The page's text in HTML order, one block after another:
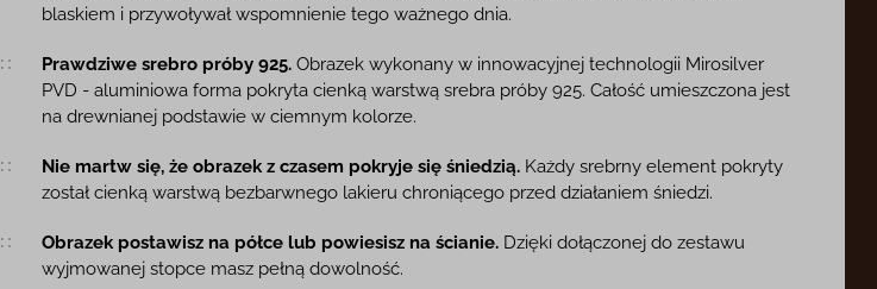
blaskiem i przywoływał wspomnienie tego ważnego dnia.
Prawdziwe srebro próby 925. Obrazek wykonany w innowacyjnej technologii Mirosilver
PVD - aluminiowa forma pokryta cienką warstwą srebra próby 925. Całość umieszczona jest
na drewnianej podstawie w ciemnym kolorze.
Nie martw się, że obrazek z czasem pokryje się śniedzią. Każdy srebrny element pokryty
został cienką warstwą bezbarwnego lakieru chroniącego przed działaniem śniedzi.
Obrazek postawisz na półce lub powiesisz na ścianie. Dzięki dołączonej do zestawu
wyjmowanej stopce masz pełną dowolność.